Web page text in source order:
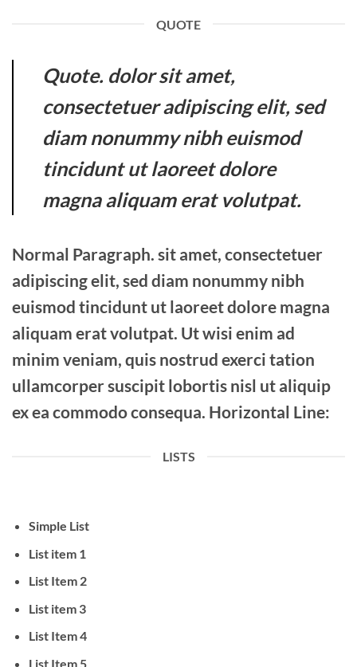
QUOTE
Quote. dolor sit amet,
consectetuer adipiscing elit, sed
diam nonummy nibh euismod
tincidunt ut laoreet dolore
magna aliquam erat volutpat.
Normal Paragraph. sit amet, consectetuer
adipiscing elit, sed diam nonummy nibh
euismod tincidunt ut laoreet dolore magna
aliquam erat volutpat. Ut wisi enim ad
minim veniam, quis nostrud exerci tation
ullamcorper suscipit lobortis nisl ut aliquip
ex ea commodo consequa. Horizontal Line:
LISTS
Simple List
List item 1
List Item 2
List item 3
List Item 4
List Item 5